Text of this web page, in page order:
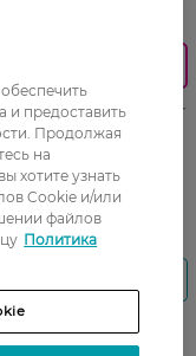
для женщин Clear
увлажнение
перхоти 360 мл
ГРН
и предоставить
Продолжая
на
хотите узнать
Cookie и/или
файлов
Политика